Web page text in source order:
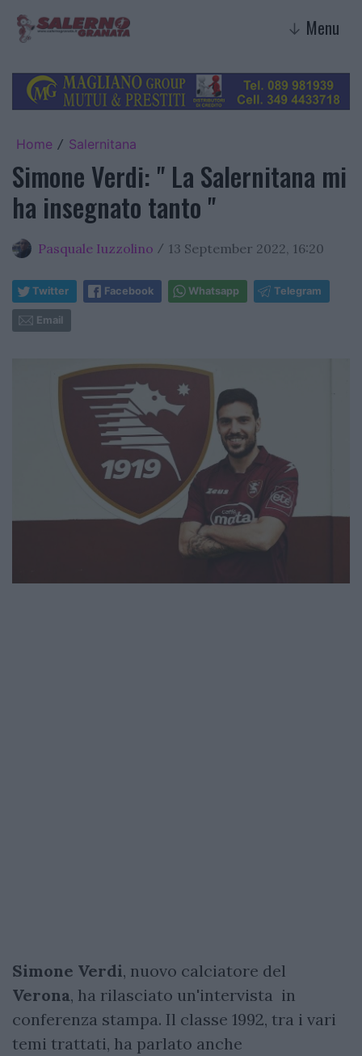
↓ Menu
Home / Salernitana
Simone Verdi: " La Salernitana mi
ha insegnato tanto "
Pasquale Iuzzolino / 13 September 2022, 16:20
Twitter Facebook Whatsapp Telegram
Email
Simone Verdi, nuovo calciatore del
Verona, ha rilasciato un'intervista in
conferenza stampa. Il classe 1992, tra i vari
temi trattati, ha parlato anche